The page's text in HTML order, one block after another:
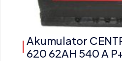
Akumulator
620 62AH 540 A